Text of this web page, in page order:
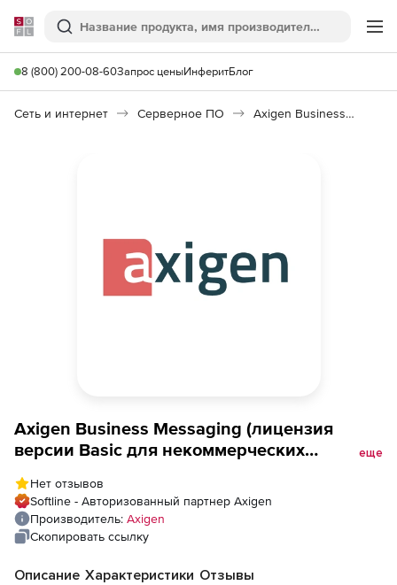
Softline
Поиск
8 (800) 200-08-60Запрос ценыИнферитБлог
Сеть и интернет Серверное ПО Axigen Business Messaging 10.0
Axigen Business Messaging (лицензия
версии Basic для некоммерческих
еще
Нет отзывов
Softline - Авторизованный партнер Axigen
Производитель: Axigen
Скопировать ссылку
Описание Характеристики Отзывы